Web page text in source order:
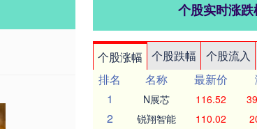
个股实时涨跌
个股涨幅 个股跌幅 个股流入
排名
名称 最新价
1
N展芯 116.52
2 锐翔智能 110.02